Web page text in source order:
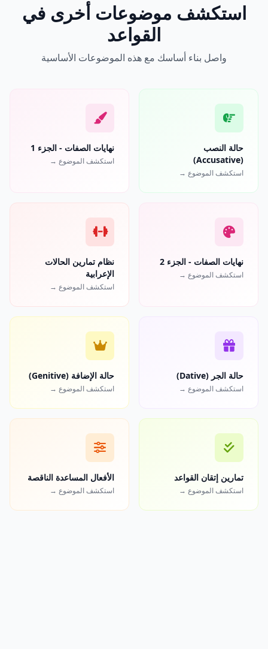
استكشف موضوعات أخرى في
القواعد
واصل بناء أساسك مع هذه الموضوعات الأساسية
حالة النصب
(Accusative)
استكشف الموضوع →
نهايات الصفات - الجزء 1
استكشف الموضوع →
نهايات الصفات - الجزء 2
استكشف الموضوع →
نظام تمارين الحالات
الإعرابية
استكشف الموضوع →
حالة الجر (Dative)
استكشف الموضوع →
حالة الإضافة (Genitive)
استكشف الموضوع →
تمارين إتقان القواعد
استكشف الموضوع →
الأفعال المساعدة الناقصة
استكشف الموضوع →